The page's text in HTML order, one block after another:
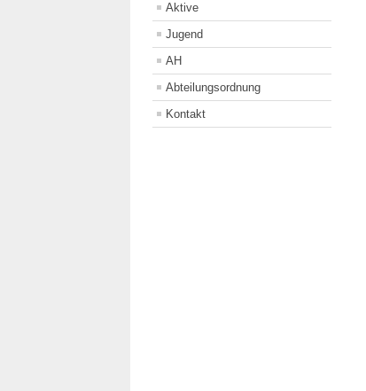
Aktive
Jugend
AH
Abteilungsordnung
Kontakt